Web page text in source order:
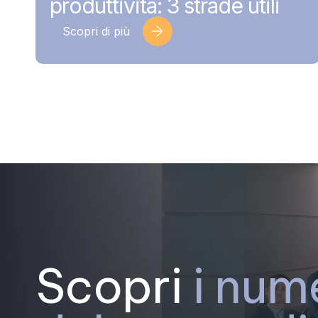
produttività: 3 strade utili
Scopri di più
Scopri i